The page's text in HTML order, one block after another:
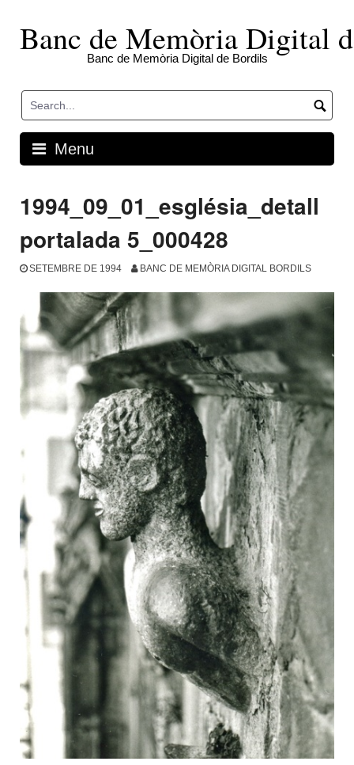
contentBanc de Memòria Digital
Banc de Memòria Digital de Bordils
Menu
1994_09_01_església_detall
portalada 5_000428
SETEMBRE DE 1994 BANC DE MEMÒRIA DIGITAL BORDILS